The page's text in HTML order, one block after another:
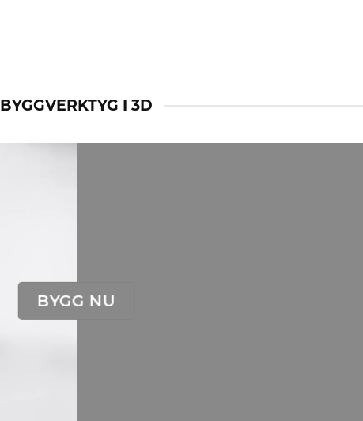
BYGGVERKTYG I 3D
BYGG NU